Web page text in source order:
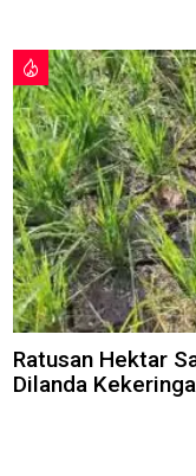
Ratusan Hektar
Dilanda